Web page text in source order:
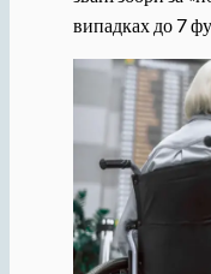
випадках до 7